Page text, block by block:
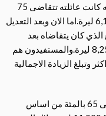
بحيث يصبح راتبه 8,250,000 ليرة وبعد وفاته كانت عائلته تتقاضى 75
بالمئة من هذا الراتب ليصبح المبلغ 6,187,000 ليرة.اما الان وبعد التعديل
كان يتقاضاه بعد
خروجه من المجلس النيابي اي مبلغ 8,250,000 ليرة.والمستفيدون هم
وتبلغ الزيادة الاجمالية
اما النواب الذين فازوا بدورتين فيحصلون على 65 بالمئة من اساس